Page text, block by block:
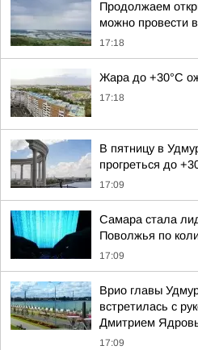
Продолжаем
можно провести
17:18
Жара до +30°С
17:18
В пятницу в
прогреться до
17:09
Самара стала
Поволжья по
17:09
Врио главы
встретилась с
Дмитрием
17:09